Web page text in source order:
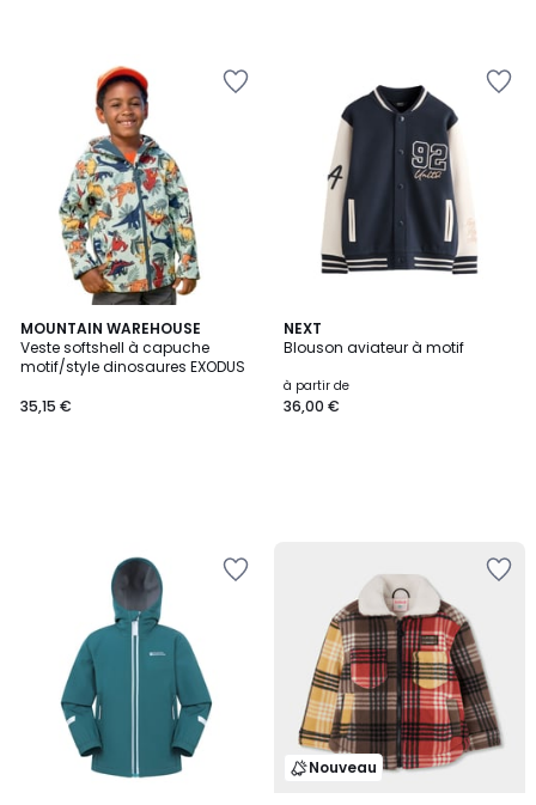
MOUNTAIN WAREHOUSE
Veste softshell à capuche
motif/style dinosaures EXODUS
35,15 €
NEXT
Blouson aviateur à motif
à partir de
36,00 €
Nouveau